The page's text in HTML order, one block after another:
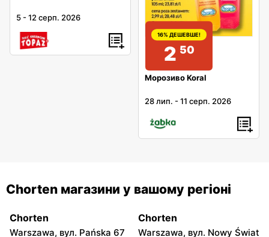
5 -12 серп. 2026
16% ДЕШЕВШЕ!
2 50
Морозиво Koral
28 лип. -11 серп. 2026
Chorten магазини у вашому регіоні
Chorten
Warszawa, вул. Pańska 67
Chorten
Warszawa, вул. Nowy Świat